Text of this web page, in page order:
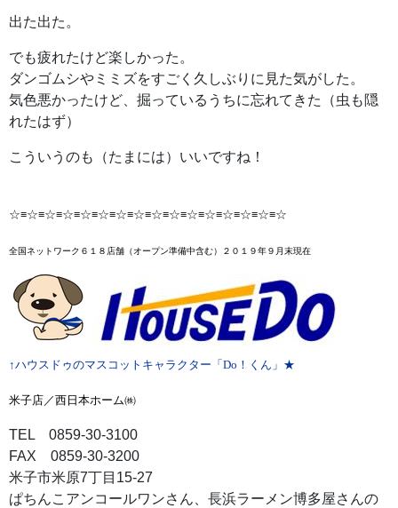
出た出た。
でも疲れたけど楽しかった。
ダンゴムシやミミズをすごく久しぶりに見た気がした。
気色悪かったけど、掘っているうちに忘れてきた（虫も隠
れたはず）
こういうのも（たまには）いいですね！
☆≡☆≡☆≡☆≡☆≡☆≡☆≡☆≡☆≡☆≡☆≡☆≡☆≡☆≡☆≡☆
全国ネットワーク６１８店舗 （オープン準備中含む）２０１９年９月末現在
↑ハウスドゥのマスコットキャラクター「Do！くん」★
米子店／西日本ホーム㈱
TEL 0859-30-3100
FAX 0859-30-3200
米子市米原7丁目15-27
ぱちんこアンコールワンさん、長浜ラーメン博多屋さんの